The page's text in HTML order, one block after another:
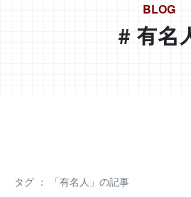
BLOG
# 有名
タグ ： 「有名人」の記事